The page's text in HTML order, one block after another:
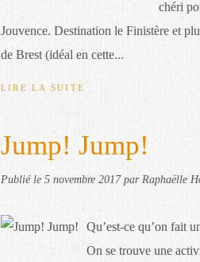
chéri
Jouvence. Destination le Finistère et
de Brest (idéal en cette...
LIRE LA SUITE
Jump! Jump!
Publié le 5 novembre 2017par Raphaëlle
Qu’est-ce qu’on fait
On se trouve une